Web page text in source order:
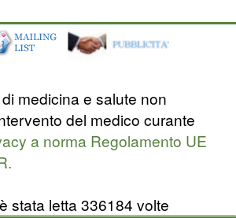
medicina e salute non
del medico curante
a norma Regolamento UE
stata letta 336184 volte